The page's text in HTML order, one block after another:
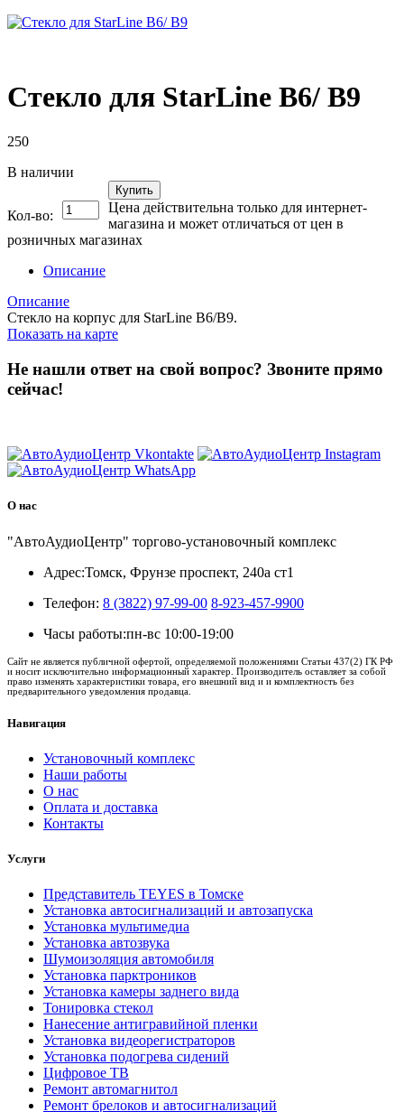
Стекло для StarLine B6/ B9
250
В наличии
Кол-во:
Купить
Цена действительна только для интернет-
магазина и может отличаться от цен в
розничных магазинах
Описание
Описание
Стекло на корпус для StarLine B6/B9.
Показать на карте
Не нашли ответ на свой вопрос? Звоните прямо
сейчас!
О нас
"АвтоАудиоЦентр" торгово-установочный комплекс
Адрес:Томск, Фрунзе проспект, 240а ст1
Телефон: 8 (3822) 97-99-00 8-923-457-9900
Часы работы:пн-вс 10:00-19:00
Сайт не является публичной офертой, определяемой положениями Статьи 437(2) ГК РФ
и носит исключительно информационный характер. Производитель оставляет за собой
право изменять характеристики товара, его внешний вид и и комплектность без
предварительного уведомления продавца.
Навигация
Установочный комплекс
Наши работы
О нас
Оплата и доставка
Контакты
Услуги
Представитель TEYES в Томске
Установка автосигнализаций и автозапуска
Установка мультимедиа
Установка автозвука
Шумоизоляция автомобиля
Установка парктроников
Установка камеры заднего вида
Тонировка стекол
Нанесение антигравийной пленки
Установка видеорегистраторов
Установка подогрева сидений
Цифровое ТВ
Ремонт автомагнитол
Ремонт брелоков и автосигнализаций